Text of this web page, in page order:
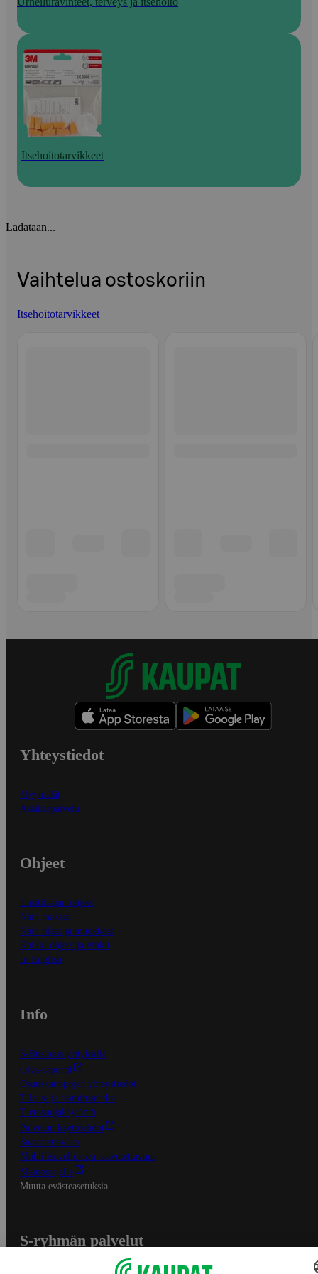
Itsehoitotarvikkeet
Ladataan...
Vaihtelua ostoskoriin
Itsehoitotarvikkeet
Yhteystiedot
Myymälät
Asiakaspalvelu
Ohjeet
Ensitilaajan ohjeet
Näin maksat
Näin tilaat ja muokkaat
Kaikki ohjeet ja vinkit
In English
Info
S-Business yrityksille
Oiva-raportit
Osuuskauppojen yhteystiedot
Tilaus- ja toimitusehdot
Tietosuojakäytäntö
Palvelun käyttöehdot
Saavutettavuus
Mobiilisovelluksen saavutettavuus
Mainostajalle
Muuta evästeasetuksia
S-ryhmän palvelut